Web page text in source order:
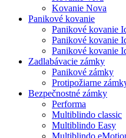
Kovanie Nova
Panikové kovanie
Panikové kovanie
Panikové kovanie
Panikové kovanie
Zadlabávacie zámky
Panikové zámky
Protipožiarne
Bezpečnostné zámky
Performa
Multiblindo classic
Multiblindo Easy
Multiblindo